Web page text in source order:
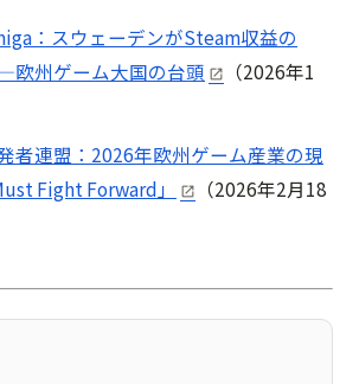
：スウェーデンがSteam収益の
州ゲーム大国の台頭
（2026年1
者連盟：2026年欧州ゲーム産業の現
Fight Forward」
（2026年2月18